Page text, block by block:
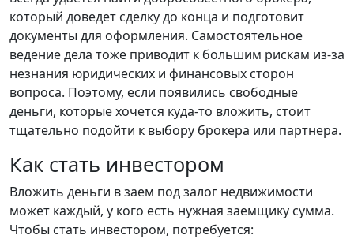
который доведет сделку до конца и подготовит
документы для оформления. Самостоятельное
ведение дела тоже приводит к большим рискам из-за
незнания юридических и финансовых сторон
вопроса. Поэтому, если появились свободные
деньги, которые хочется куда-то вложить, стоит
тщательно подойти к выбору брокера или партнера.
Как стать инвестором
Вложить деньги в заем под залог недвижимости
может каждый, у кого есть нужная заемщику сумма.
Чтобы стать инвестором, потребуется: